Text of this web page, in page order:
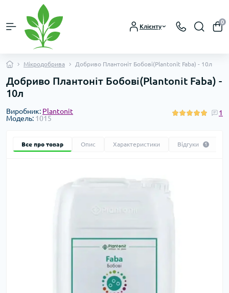
Клієнту
0
Мікродобрива Добриво Плантоніт Бобові(Plantonit Faba) - 10л
Добриво Плантоніт Бобові(Plantonit Faba) -
10л
Виробник: Plantonit
Модель: 1015
1
Все про товар Опис Характеристики Відгуки 1